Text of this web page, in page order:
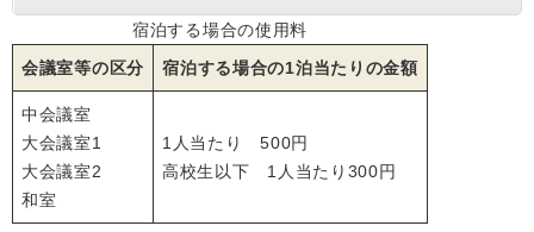
会議室等の区分 宿泊する場合の1泊当たりの金額
宿泊する場合の使用料
中会議室
大会議室1
大会議室2
和室
1人当たり 500円
高校生以下 1人当たり300円